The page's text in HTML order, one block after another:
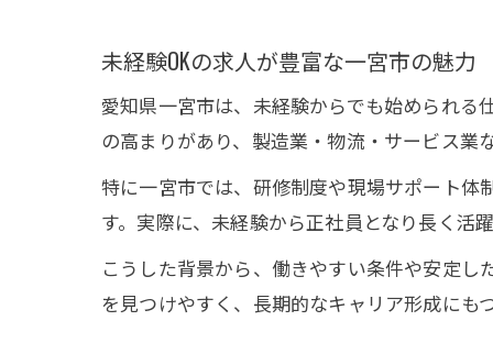
未経験OKの求人が豊富な一宮市の魅力
愛知県一宮市は、未経験からでも始められる
の高まりがあり、製造業・物流・サービス業
特に一宮市では、研修制度や現場サポート体
す。実際に、未経験から正社員となり長く活
こうした背景から、働きやすい条件や安定
を見つけやすく、長期的なキャリア形成にも